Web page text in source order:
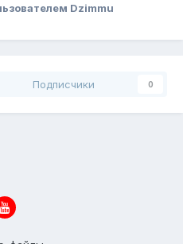
Dzimmu
Подписчики 0